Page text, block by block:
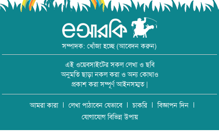
সম্পাদক: খোঁজা হচ্ছে (আবেদন করুন)
এই ওয়েবসাইটের সকল লেখা ও ছবি
অনুমতি ছাড়া নকল করা ও অন্য কোথাও
প্রকাশ করা সম্পূর্ণ আইনসম্মত |
আমরা কারা লেখা পাঠাবেন যেভাবে চাকরি
বিজ্ঞাপন দিন
যোগাযোগ বিভিন্ন উপায়